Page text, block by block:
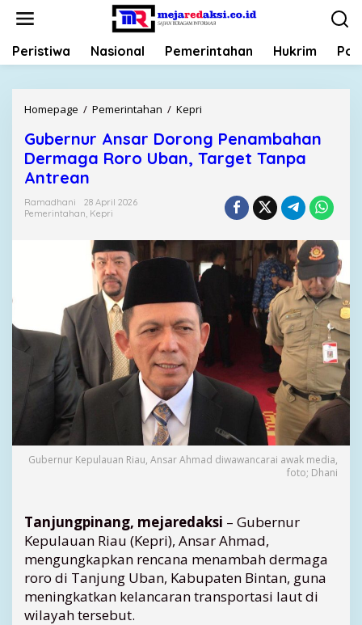
Peristiwa Nasional Pemerintahan Hukrim
Homepage / Pemerintahan / Kepri
b
e
A
s
r
D
o
r
o
n
a
a
h
a
n
D
e
Gubernur Ansar Dorong Penambahan
Dermaga Roro Uban, Target Tanpa
Antrean
Ramadhani
28 April 2026
Pemerintahan, Kepri
Gubernur Kepulauan Riau, Ansar Ahmad diwawancarai awak media,
foto; Dhani
Tanjungpinang, mejaredaksi – Gubernur
Kepulauan Riau (Kepri), Ansar Ahmad,
mengungkapkan rencana menambah dermaga
roro di Tanjung Uban, Kabupaten Bintan, guna
meningkatkan kelancaran transportasi laut di
wilayah tersebut.